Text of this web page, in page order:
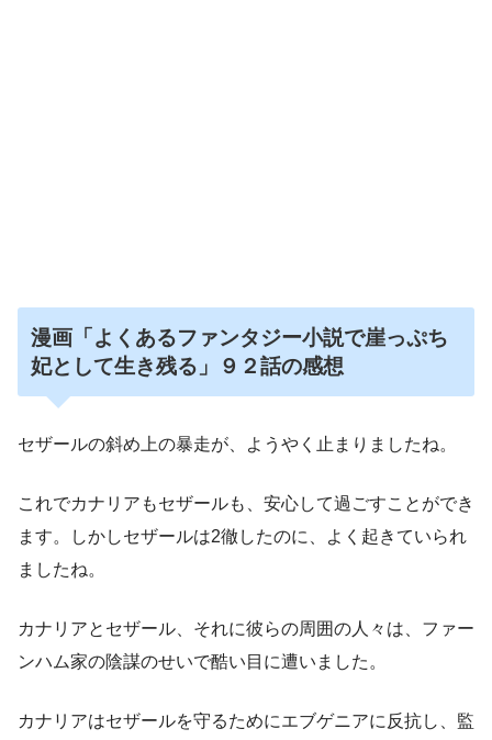
漫画「よくあるファンタジー小説で崖っぷち
妃として生き残る」９２話の感想
セザールの斜め上の暴走が、ようやく止まりましたね。
これでカナリアもセザールも、安心して過ごすことができ
ます。しかしセザールは2徹したのに、よく起きていられ
ましたね。
カナリアとセザール、それに彼らの周囲の人々は、ファー
ンハム家の陰謀のせいで酷い目に遭いました。
カナリアはセザールを守るためにエブゲニアに反抗し、監